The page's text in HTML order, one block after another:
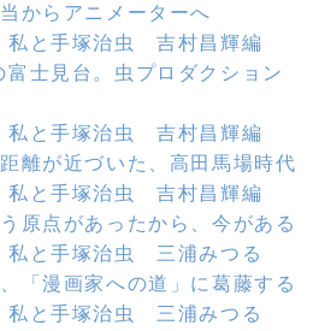
からアニメーターへ
私と手塚治虫 吉村昌輝編
士見台。虫プロダクション
私と手塚治虫 吉村昌輝編
離が近づいた、高田馬場時代
私と手塚治虫 吉村昌輝編
原点があったから、今がある
と手塚治虫 三浦みつる
漫画家への道」に葛藤する
と手塚治虫 三浦みつる